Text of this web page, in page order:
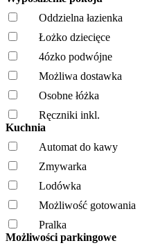
Oddzielna łazienka
Łożko dziecięce
4ózko podwójne
Możliwa dostawka
Osobne łóżka
Ręczniki inkl.
Kuchnia
Automat do kawy
Zmywarka
Lodówka
Możliwość gotowania
Pralka
Możliwości parkingowe